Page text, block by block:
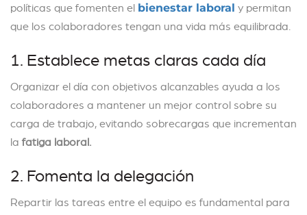
políticas que fomenten el bienestar laboral y permitan
que los colaboradores tengan una vida más equilibrada.
1. Establece metas claras cada día
Organizar el día con objetivos alcanzables ayuda a los
colaboradores a mantener un mejor control sobre su
carga de trabajo, evitando sobrecargas que incrementan
la fatiga laboral.
2. Fomenta la delegación
Repartir las tareas entre el equipo es fundamental para